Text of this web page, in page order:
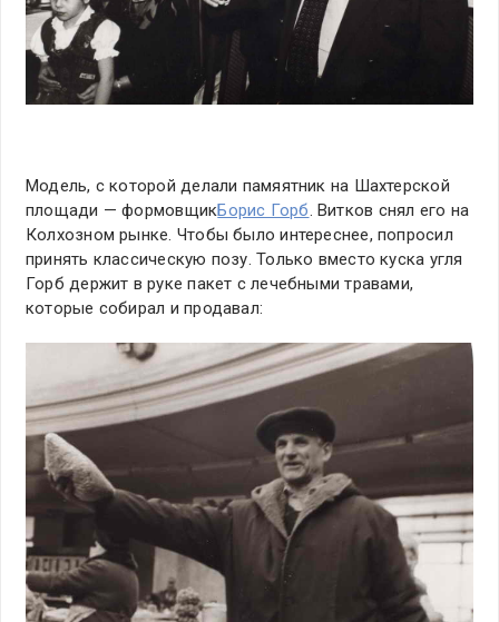
Модель, с которой делали памяятник на Шахтерской
площади — формовщикБорис Горб. Витков снял его на
Колхозном рынке. Чтобы было интереснее, попросил
принять классическую позу. Только вместо куска угля
Горб держит в руке пакет с лечебными травами,
которые собирал и продавал: